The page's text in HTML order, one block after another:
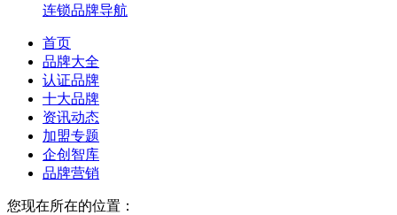
连锁品牌导航
首页
品牌大全
认证品牌
十大品牌
资讯动态
加盟专题
企创智库
品牌营销
您现在所在的位置：